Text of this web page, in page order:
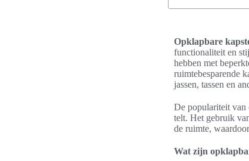
Opklapbare
functionaliteit en
hebben met
ruimtebesparende
jassen, tassen en
De populariteit van
telt. Het gebruik
de ruimte,
Wat zijn